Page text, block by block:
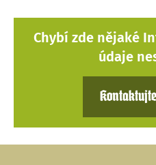
Chybí zde nějaké
údaje